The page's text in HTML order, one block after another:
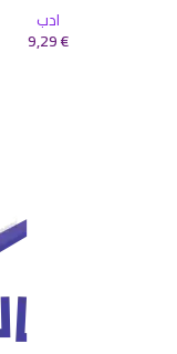
ادب
9,29€